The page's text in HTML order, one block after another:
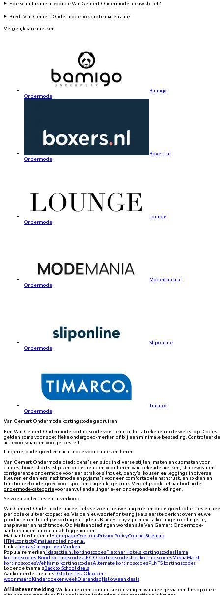
Hoe schrijf ik me in voor de Van Gemert Ondermode nieuwsbrief?
Biedt Van Gemert Ondermode ook grote maten aan?
Vergelijkbare merken
Bamigo
Ondermode
Boxers.nl
Ondermode
Lounge
Ondermode
Modemania.nl
Ondermode
Sliponline
Ondermode
Timarco.
Ondermode
Van Gemert Ondermode kortingscode gebruiken
Een Van Gemert Ondermode kortingscode voer je in bij het afrekenen in de webshop. Codes
gelden soms voor specifieke ondergoed-merken of bij een minimale besteding. Controleer de
actievoorwaarden voor je bestelt.
Lingerie, ondergoed en nachtmode voor dames en heren
Van Gemert Ondermode biedt beha's en slips in diverse stijlen, maten en cupmaten voor
dames, boxershorts, slips en onderhemden voor heren van bekende merken, shapewear en
corrigerende ondermode voor een strakke silhouet, panty's, kousen en leggings in diverse
kleuren en deniers, nachtmode en pyjama's voor een comfortabele nachtrust, en sokken en
functioneel ondergoed voor sport en dagelijks gebruik. Vergelijk ook het aanbod in de
ondermode-categorievoor aanvullende lingerie- en ondergoed-aanbiedingen.
Seizoenscollecties en uitverkoop
Van Gemert Ondermode lanceert elk seizoen nieuwe lingerie- en ondergoed-collecties en
periodieke uitverkoopacties. Via de nieuwsbrief ontvang je als eerste bericht over nieuwe
producten en tijdelijke kortingen. Tijdens Black Fridayzijn er extra kortingen op lingerie,
shapewear en nachtmode. Op Mailaanbiedingen worden alle Van Gemert Ondermode-
aanbiedingen automatisch bijgehouden.
Mailaanbiedingen.nlHomepageOver onsPrivacy PolicyContactSitemap
HTMLcontact@mailaanbiedingen.nl
LinksThemasCategorieenMerken
Populaire merken1dagactie.nl kortingscodesFletcher Hotels kortingscodesHema
kortingscodesiBood kortingscodesLEGO kortingscodesLidl kortingscodesMediaMarkt
kortingscodesWehkamp kortingscodesAlternate kortingscodesPLNTS kortingscodes
Lopende thema'sBack to School deals
Aankomende thema'sOktoberfestOktober
woonmaand KinderboekenweekDierendag Halloween deals
Affiliatevermelding:Wij kunnen een commissie ontvangen wanneer je via een link op onze